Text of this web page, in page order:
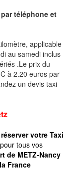
téléphone et
applicable
au samedi inclus
.Le prix du
à 2.20 euros par
un devis taxi
réserver votre Taxi
tous vos
de METZ-Nancy
France